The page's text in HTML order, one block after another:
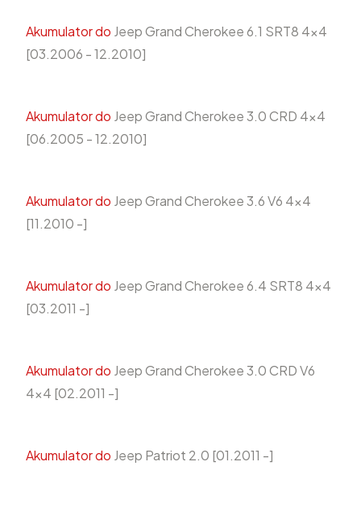
Akumulator do Jeep Grand Cherokee 6.1 SRT8 4x4
[03.2006 - 12.2010]
Akumulator do Jeep Grand Cherokee 3.0 CRD 4x4
[06.2005 - 12.2010]
Akumulator do Jeep Grand Cherokee 3.6 V6 4x4
[11.2010 -]
Akumulator do Jeep Grand Cherokee 6.4 SRT8 4x4
[03.2011 -]
Akumulator do Jeep Grand Cherokee 3.0 CRD V6
4x4 [02.2011 -]
Akumulator do Jeep Patriot 2.0 [01.2011 -]